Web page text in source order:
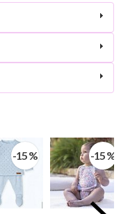
-15 % -15 %